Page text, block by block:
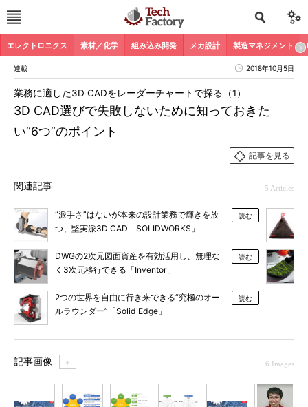
エレクトロニクス 素材／化学 組み込み開発 メカ設計 製造マネジメント
連載 2018年10月5日
3D CAD選びで失敗しないために知っておきた
い“6つ”のポイント
業務に適した3D CADをレーダーチャートで探る（1）
記事を見る
関連記事 5 Articles
“派手さ”はないが本来の設計業務で輝きを放
つ、堅実派3D CAD「SOLIDWORKS」
読む
DWGの2次元図面資産を有効活用し、無理な
く3次元移行できる「Inventor」
読む
2つの世界を自由に行き来できる“究極のオー
ルラウンダー”「Solid Edge」
読む
記事画像 ＋ 6 Images